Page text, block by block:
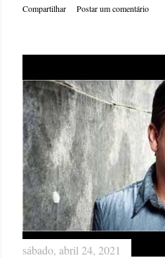
Compartilhar Postar um comentário
sábado, abril 24, 2021